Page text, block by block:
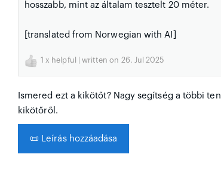
hosszabb, mint az általam tesztelt 20 méter.
[translated from Norwegian with AI]
1 x helpful | written on 26. Jul 2025
Ismered ezt a kikötőt? Nagy segítség a többi
kikötőről.
📜 Leírás hozzáadása